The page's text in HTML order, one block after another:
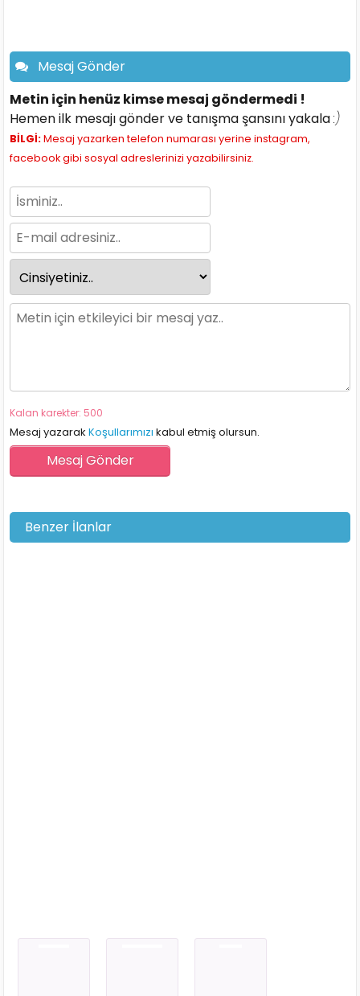
Mesaj Gönder
Metin için henüz kimse mesaj göndermedi !
Hemen ilk mesajı gönder ve tanışma şansını yakala:)
BİLGİ:Mesaj yazarken telefon numarası yerine instagram,
facebook gibi sosyal adreslerinizi yazabilirsiniz.
Kalan karekter: 500
Mesaj yazarakKoşullarımızı kabul etmiş olursun.
Benzer İlanlar